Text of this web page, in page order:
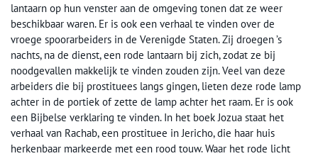
lantaarn op hun venster aan de omgeving tonen dat ze weer
beschikbaar waren. Er is ook een verhaal te vinden over de
vroege spoorarbeiders in de Verenigde Staten. Zij droegen ’s
nachts, na de dienst, een rode lantaarn bij zich, zodat ze bij
noodgevallen makkelijk te vinden zouden zijn. Veel van deze
arbeiders die bij prostituees langs gingen, lieten deze rode lamp
achter in de portiek of zette de lamp achter het raam. Er is ook
een Bijbelse verklaring te vinden. In het boek Jozua staat het
verhaal van Rachab, een prostituee in Jericho, die haar huis
herkenbaar markeerde met een rood touw. Waar het rode licht